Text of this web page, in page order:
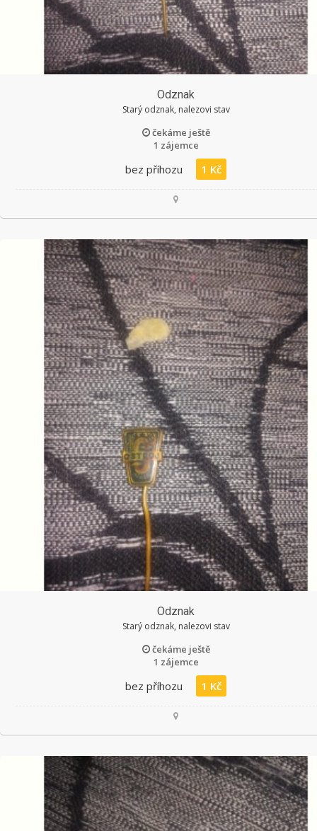
Odznak
Starý odznak, nalezovi stav
čekáme ještě
1 zájemce
bez příhozu 1 Kč
Odznak
Starý odznak, nalezovi stav
čekáme ještě
1 zájemce
bez příhozu 1 Kč